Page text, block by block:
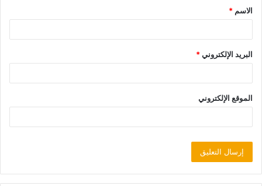
الاسم *
البريد الإلكتروني*
الموقع الإلكتروني